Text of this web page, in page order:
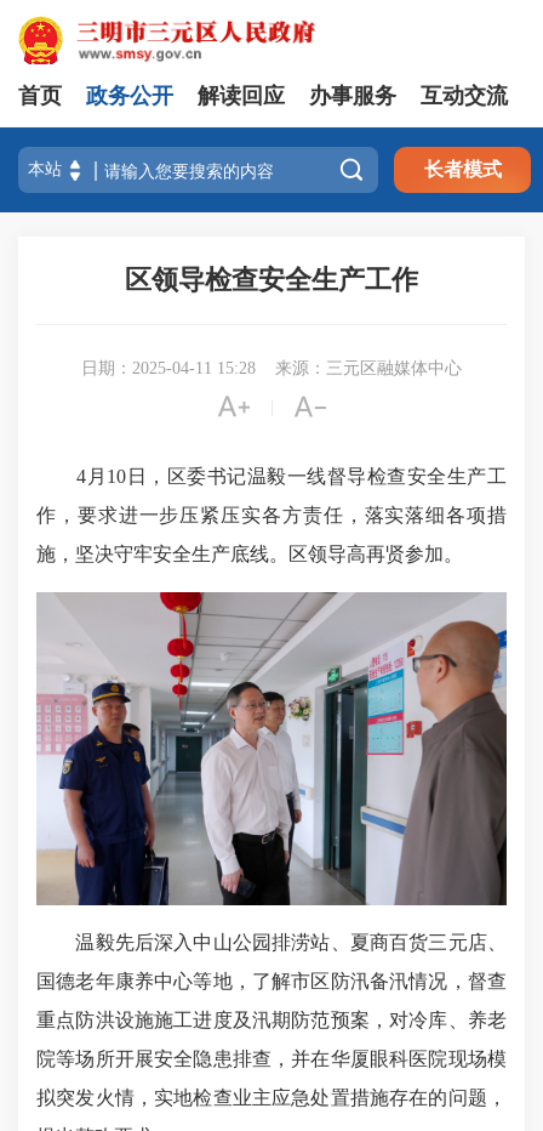
首页 政务公开 解读回应 办事服务 互动交流
 长者模式
区领导检查安全生产工作
日期：2025-04-11 15:28 来源：三元区融媒体中心
 
4月10日，区委书记温毅一线督导检查安全生产工
作，要求进一步压紧压实各方责任，落实落细各项措
施，坚决守牢安全生产底线。区领导高再贤参加。
温毅先后深入中山公园排涝站、夏商百货三元店、
国德老年康养中心等地，了解市区防汛备汛情况，督查
重点防洪设施施工进度及汛期防范预案，对冷库、养老
院等场所开展安全隐患排查，并在华厦眼科医院现场模
拟突发火情，实地检查业主应急处置措施存在的问题，